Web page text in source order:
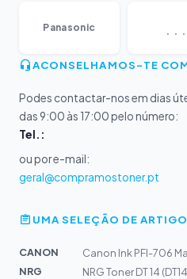
Panasonic ...
ACONSELHAMOS-TE
Podes contactar-nos em dias
das 9:00 às 17:00 pelo número:
Tel.:
ou por e-mail:
geral@compramostoner.pt
UMA SELEÇÃO DE
CANON
Canon Ink PFI-706
NRG
NRG Toner DT 14